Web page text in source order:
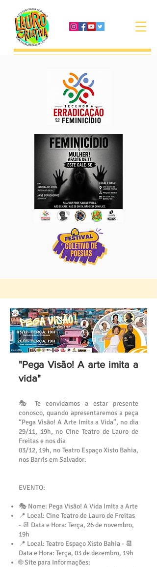
"Pega Visão! A arte imita a
vida"
🎭 Te convidamos a estar presente
conosco, quando apresentaremos a peça
“Pega Visão! A Arte Imita a Vida”, no dia
29/11, 19h, no Cine Teatro de Lauro de
Freitas e nos dia
03/12, 19h, no Teatro Espaço Xisto Bahia,
nos Barris em Salvador.​
EVENTO:
🎭 Nome: Pega Visão! A Vida Imita a Arte
📍 Local: Cine Teatro de Lauro de Freitas
- 📆 Data e Hora: Terça, 26 de novembro,
19h​​
📍 Local: Teatro Espaço Xisto Bahia - 📆
Data e Hora: Terça, 03 de dezembro, 19h​
🌐 Site para Informações: